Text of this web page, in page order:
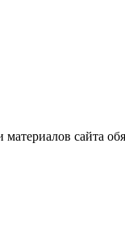
сайта